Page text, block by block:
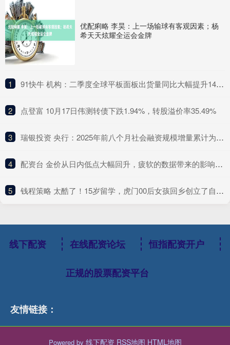
优配痢略 李昊：上一场输球有客观因素；杨
希天天炫耀全运会金牌
1 ​91快牛 机构：二季度全球平板面板出货量同比大幅提升14% 创下过去三年单季最高出货纪录
2 ​点登富 10月17日伟测转债下跌1.94%，转股溢价率35.49%
3 ​瑞银投资 央行：2025年前八个月社会融资规模增量累计为26.56万亿元 比上年同期多4.66万亿元
4 ​配资台 金价从日内低点大幅回升，疲软的数据带来的影响减弱
5 ​钱程策略 太酷了！15岁留学，虎门00后女孩回乡创立了自己的品牌
线下配资 在线配资论坛 恒指配资开户
正规的股票配资平台
友情链接：
Powered by 线下配资 RSS地图 HTML地图